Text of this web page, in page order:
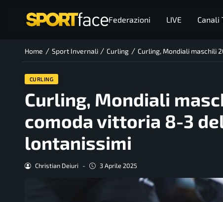
Federazioni LIVE Canali
Home / Sport Invernali / Curling / Curling, Mondiali maschili
CURLING
Curling, Mondiali
comoda vittoria 8-3
lontanissimi
Christian Deiuri - 3 Aprile 2025